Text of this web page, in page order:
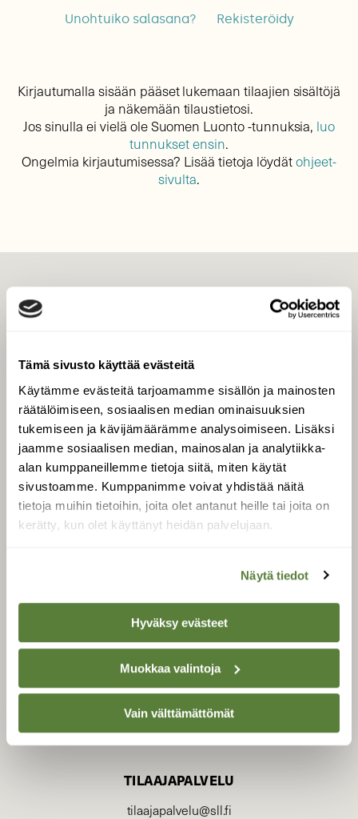
Tämä sivusto käyttää evästeitä
Käytämme evästeitä tarjoamamme sisällön ja mainosten
räätälöimiseen, sosiaalisen median ominaisuuksien
tukemiseen ja kävijämäärämme analysoimiseen. Lisäksi
jaamme sosiaalisen median, mainosalan ja analytiikka-
alan kumppaneillemme tietoja siitä, miten käytät
sivustoamme. Kumppanimme voivat yhdistää näitä
tietoja muihin tietoihin, joita olet antanut heille tai joita on
kerätty, kun olet käyttänyt heidän palvelujaan.
Näytä tiedot
Hyväksy evästeet
Muokkaa valintoja
Vain välttämättömät
Unohtuiko salasana? Rekisteröidy
Kirjautumalla sisään pääset lukemaan tilaajien sisältöjä
ja näkemään tilaustietosi.
Jos sinulla ei vielä ole Suomen Luonto -tunnuksia, luo
tunnukset ensin.
Ongelmia kirjautumisessa? Lisää tietoja löydätohjeet-
sivulta.
Tilaa digilukuoikeus
Äänestä parasta juttua
Tilaa uutiskirje
SUOMEN LUONNON­
SUOJELU­LIITTO
Suomen Luonto -lehden
luonnonsuojelu­liitto.
TILAAJAPALVELU
tilaajapalvelu@sll.fi